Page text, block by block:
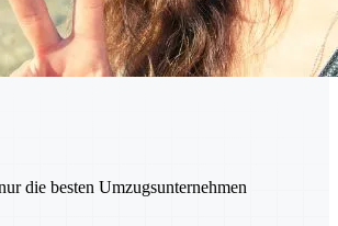
die besten Umzugsunternehmen